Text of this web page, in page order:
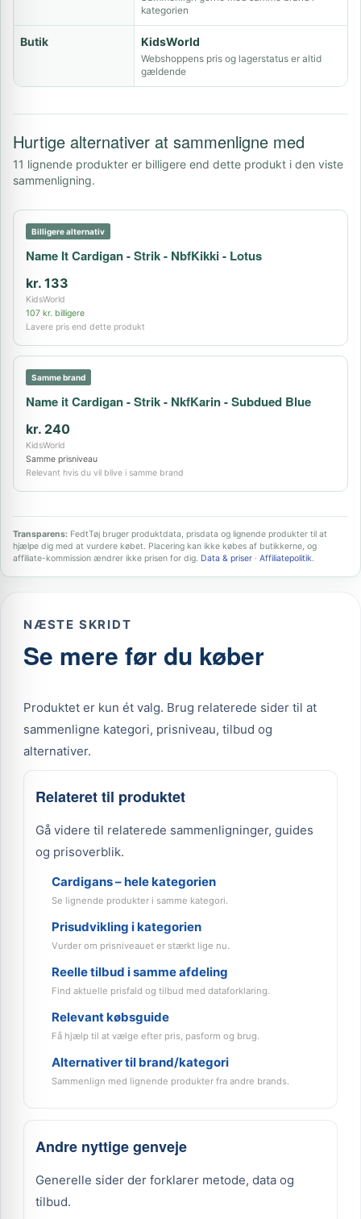
kategorien
Butik KidsWorld
Webshoppens pris og lagerstatus er altid
gældende
Hurtige alternativer at sammenligne med
11 lignende produkter er billigere end dette produkt i den viste
sammenligning.
Billigere alternativ
Name It Cardigan - Strik - NbfKikki - Lotus
kr. 133
KidsWorld
107 kr. billigere
Lavere pris end dette produkt
Samme brand
Name it Cardigan - Strik - NkfKarin - Subdued Blue
kr. 240
KidsWorld
Samme prisniveau
Relevant hvis du vil blive i samme brand
Transparens: FedtTøj bruger produktdata, prisdata og lignende produkter til at
hjælpe dig med at vurdere købet. Placering kan ikke købes af butikkerne, og
affiliate-kommission ændrer ikke prisen for dig. Data & priser · Affiliatepolitik.
NÆSTE SKRIDT
Se mere før du køber
Produktet er kun ét valg. Brug relaterede sider til at
sammenligne kategori, prisniveau, tilbud og
alternativer.
Relateret til produktet
Gå videre til relaterede sammenligninger, guides
og prisoverblik.
Cardigans – hele kategorien
Se lignende produkter i samme kategori.
Prisudvikling i kategorien
Vurder om prisniveauet er stærkt lige nu.
Reelle tilbud i samme afdeling
Find aktuelle prisfald og tilbud med dataforklaring.
Relevant købsguide
Få hjælp til at vælge efter pris, pasform og brug.
Alternativer til brand/kategori
Sammenlign med lignende produkter fra andre brands.
Andre nyttige genveje
Generelle sider der forklarer metode, data og
tilbud.